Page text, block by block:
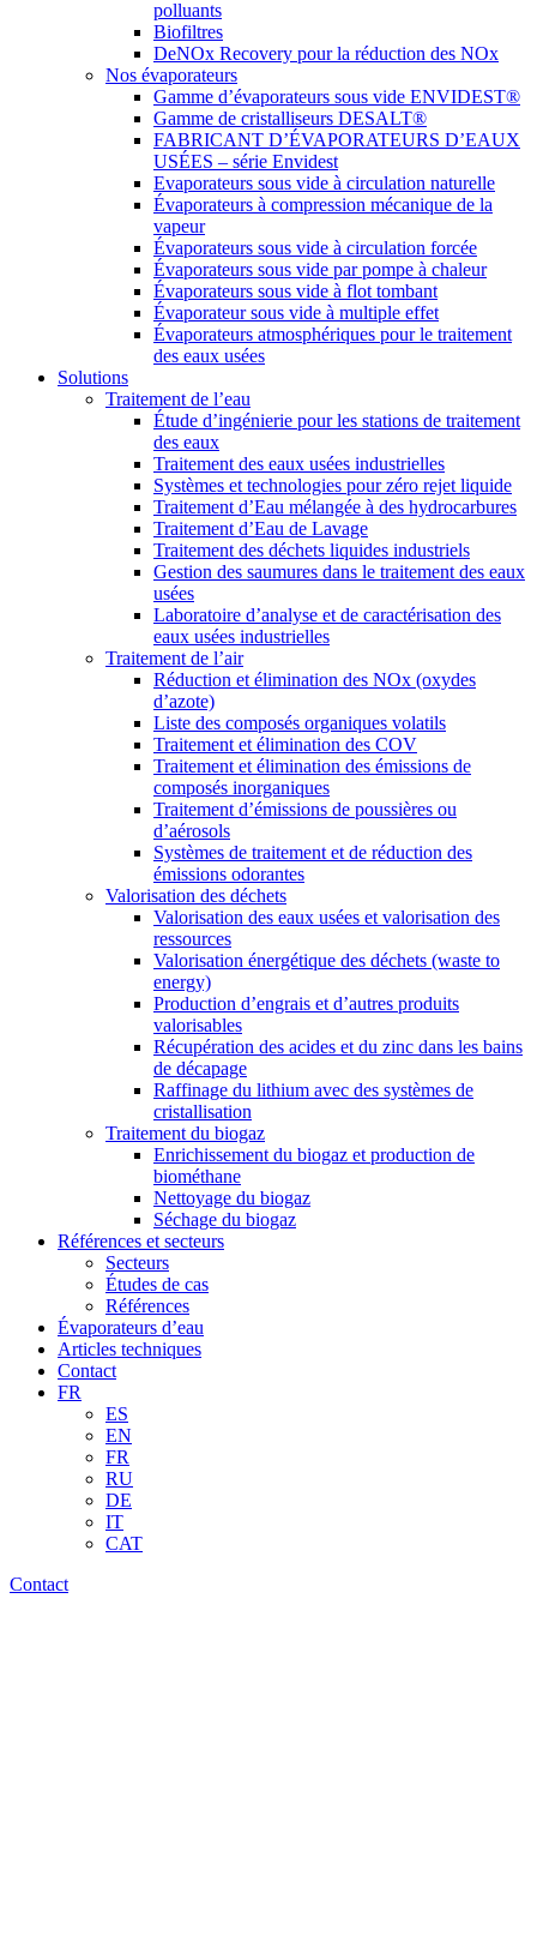
polluants
Biofiltres
DeNOx Recovery pour la réduction des NOx
Nos évaporateurs
Gamme d’évaporateurs sous vide ENVIDEST®
Gamme de cristalliseurs DESALT®
FABRICANT D’ÉVAPORATEURS D’EAUX
USÉES – série Envidest
Evaporateurs sous vide à circulation naturelle
Évaporateurs à compression mécanique de la
vapeur
Évaporateurs sous vide à circulation forcée
Évaporateurs sous vide par pompe à chaleur
Évaporateurs sous vide à flot tombant
Évaporateur sous vide à multiple effet
Évaporateurs atmosphériques pour le traitement
des eaux usées
Solutions
Traitement de l’eau
Étude d’ingénierie pour les stations de traitement
des eaux
Traitement des eaux usées industrielles
Systèmes et technologies pour zéro rejet liquide
Traitement d’Eau mélangée à des hydrocarbures
Traitement d’Eau de Lavage
Traitement des déchets liquides industriels
Gestion des saumures dans le traitement des eaux
usées
Laboratoire d’analyse et de caractérisation des
eaux usées industrielles
Traitement de l’air
Réduction et élimination des NOx (oxydes
d’azote)
Liste des composés organiques volatils
Traitement et élimination des COV
Traitement et élimination des émissions de
composés inorganiques
Traitement d’émissions de poussières ou
d’aérosols
Systèmes de traitement et de réduction des
émissions odorantes
Valorisation des déchets
Valorisation des eaux usées et valorisation des
ressources
Valorisation énergétique des déchets (waste to
energy)
Production d’engrais et d’autres produits
valorisables
Récupération des acides et du zinc dans les bains
de décapage
Raffinage du lithium avec des systèmes de
cristallisation
Traitement du biogaz
Enrichissement du biogaz et production de
biométhane
Nettoyage du biogaz
Séchage du biogaz
Références et secteurs
Secteurs
Études de cas
Références
Évaporateurs d’eau
Articles techniques
Contact
FR
ES
EN
FR
RU
DE
IT
CAT
Contact